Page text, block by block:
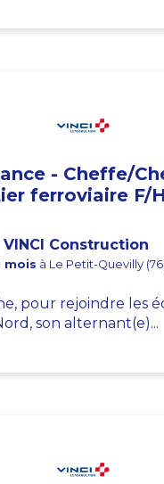
- Cheffe/
ferroviaire F/
VINCI Construction
mois à Le Petit-Quevilly
pour rejoindre les
son alternant(e)...